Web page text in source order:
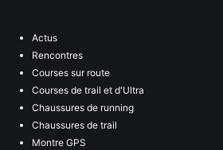
Actus
Rencontres
Courses sur route
Courses de trail et d'Ultra
Chaussures de running
Chaussures de trail
Montre GPS